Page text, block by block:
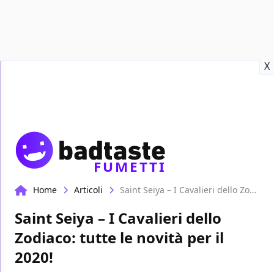
X
FUMETTI
Home Articoli Saint Seiya – I Cavalieri dello Zodiaco: tutte le novità per il 2020!
Saint Seiya – I Cavalieri dello
Zodiaco: tutte le novità per il
2020!